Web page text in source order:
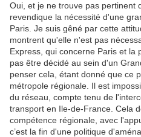
Oui, et je ne trouve pas pertinent
revendique la nécessité d'une
Paris. Je suis gêné par cette
montrent qu'elle n'est pas
Express, qui concerne Paris et la
pas être décidé au sein d'un
penser cela, étant donné que ce
métropole régionale. Il est
du réseau, compte tenu de
transport en Ile-de-France. Cela
compétence régionale, avec
c’est la fin d'une politique